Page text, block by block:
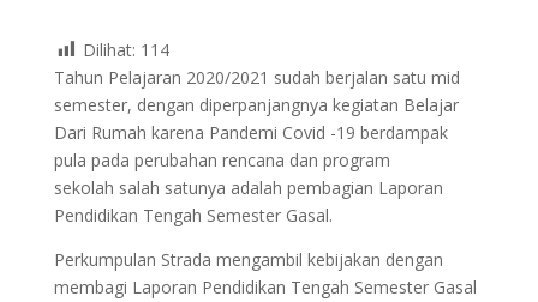
Dilihat: 114
Tahun Pelajaran 2020/2021 sudah berjalan satu mid
semester, dengan diperpanjangnya kegiatan Belajar
Dari Rumah karena Pandemi Covid -19 berdampak
pula pada perubahan rencana dan program
sekolah salah satunya adalah pembagian Laporan
Pendidikan Tengah Semester Gasal.
Perkumpulan Strada mengambil kebijakan dengan
membagi Laporan Pendidikan Tengah Semester Gasal